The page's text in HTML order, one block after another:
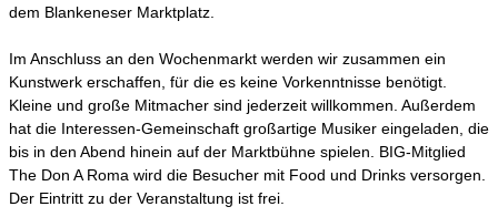
dem Blankeneser Marktplatz.
Im Anschluss an den Wochenmarkt werden wir zusammen ein
Kunstwerk erschaffen, für die es keine Vorkenntnisse benötigt.
Kleine und große Mitmacher sind jederzeit willkommen. Außerdem
hat die Interessen-Gemeinschaft großartige Musiker eingeladen, die
bis in den Abend hinein auf der Marktbühne spielen. BIG-Mitglied
The Don A Roma wird die Besucher mit Food und Drinks versorgen.
Der Eintritt zu der Veranstaltung ist frei.